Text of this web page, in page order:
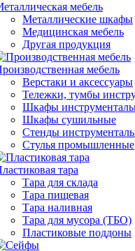
мебель
Металлические шкафы
Медицинская мебель
Другая продукция
мебель
Верстаки и аксессуары
Тележки, тумбы
Шкафы
Шкафы сушильные
Стенды
Cтулья промышленные
тара
Тара для склада
Тара пищевая
Тара наливная
Тара для мусора (ТБО)
Пластиковые поддоны